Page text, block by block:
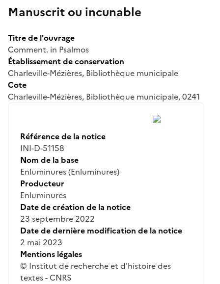
Manuscrit ou incunable
Titre de l'ouvrage
Comment. in Psalmos
Établissement de conservation
Charleville-Mézières, Bibliothèque municipale
Cote
Charleville-Mézières, Bibliothèque municipale, 0241
Référence de la notice
INI-D-51158
Nom de la base
Enluminures (Enluminures)
Producteur
Enluminures
Date de création de la notice
23 septembre 2022
Date de dernière modification de la notice
2 mai 2023
Mentions légales
© Institut de recherche et d'histoire des
textes - CNRS